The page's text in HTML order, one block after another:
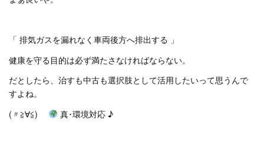
「 排気ガスを漏れなく車両後方へ排出する 」
健康を守る目的は必ず満たさなければならない。
だとしたら、治すも中古も選択肢として活用したいって思うんで
すよね。
(〃≧∀≦)ゞ
真･環境対応 ♪